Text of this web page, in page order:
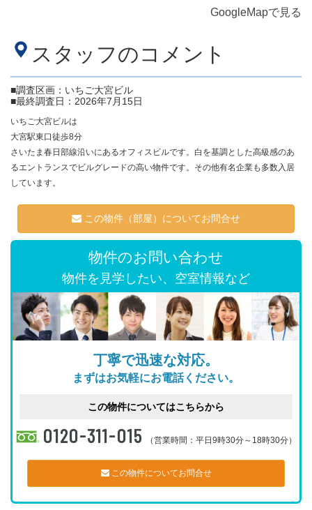
GoogleMapで見る
スタッフのコメント
■調査区画：いちご大宮ビル
■最終調査日：2026年7月15日
いちご大宮ビルは
大宮駅東口徒歩8分
さいたま春日部線沿いにあるオフィスビルです。白を基調とした高級感のあ
るエントランスでビルグレードの高い物件です。その他有名企業も多数入居
しています。
この物件（部屋）についてお問合せ
物件のお問い合わせ
物件を見学したい、空室情報など
丁寧で迅速な対応。
まずはお気軽にお電話ください。
この物件についてはこちらから
0120-311-015 （営業時間：平日9時30分～18時30分）
この物件についてお問合せ